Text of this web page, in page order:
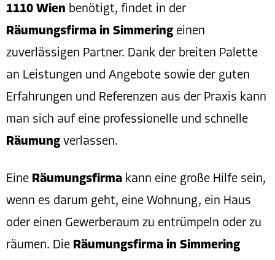
1110 Wien benötigt, findet in der
Räumungsfirma in Simmering einen
zuverlässigen Partner. Dank der breiten Palette
an Leistungen und Angebote sowie der guten
Erfahrungen und Referenzen aus der Praxis kann
man sich auf eine professionelle und schnelle
Räumung verlassen.
Eine Räumungsfirma kann eine große Hilfe sein,
wenn es darum geht, eine Wohnung, ein Haus
oder einen Gewerberaum zu entrümpeln oder zu
räumen. Die Räumungsfirma in Simmering